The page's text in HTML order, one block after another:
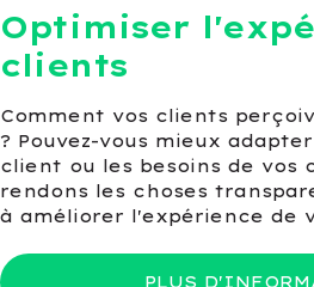
Optimiser
clients
Comment vos clients
? Pouvez-vous mieux
client ou les besoins de vos
rendons les choses
à améliorer l'expérience de
PLUS